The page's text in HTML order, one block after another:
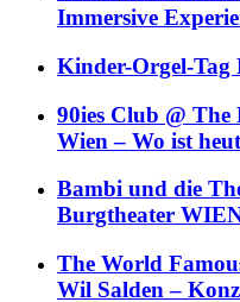
Immersive
Kinder-Orgel-Tag
90ies Club @
Wien – Wo ist
Bambi und die
Burgtheater
The World
Wil Salden –